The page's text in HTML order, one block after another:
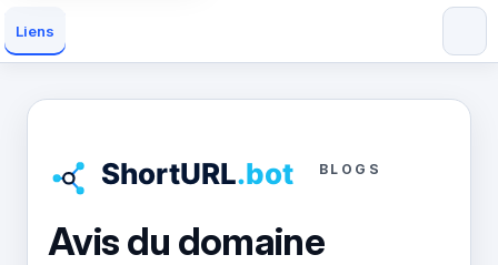
Liens
BLOGS
Avis du domaine